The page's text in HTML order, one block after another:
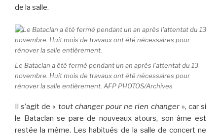
de la salle.
Le Bataclan a été fermé pendant un an après l’attentat du 13
novembre. Huit mois de travaux ont été nécessaires pour
rénover la salle entièrement. AFP PHOTOS/Archives
Il s’agit de « tout changer pour ne rien changer», car si
le Bataclan se pare de nouveaux atours, son âme est
restée la même. Les habitués de la salle de concert ne